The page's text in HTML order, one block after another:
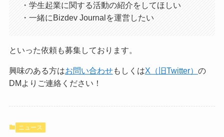
・学生起業に関する活動の紹介をしてほしい
・一緒にBizdev Journalを運営したい
といった依頼も募集しております。
興味のある方はお問い合わせもしくはX（旧Twitter） の
DMよりご連絡ください！
ニュース